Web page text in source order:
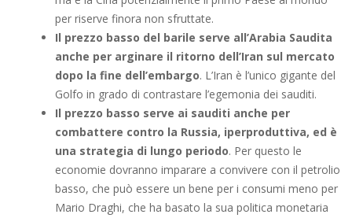
per riserve finora non sfruttate.
Il prezzo basso del barile serve all’Arabia Saudita
anche per arginare il ritorno dell’Iran sul mercato
dopo la fine dell’embargo. L’Iran è l’unico gigante del
Golfo in grado di contrastare l’egemonia dei sauditi.
Il prezzo basso serve ai sauditi anche per
combattere contro la Russia, iperproduttiva, ed è
una strategia di lungo periodo. Per questo le
economie dovranno imparare a convivere con il petrolio
basso, che può essere un bene per i consumi meno per
Mario Draghi, che ha basato la sua politica monetaria